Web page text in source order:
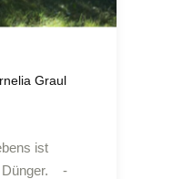
Graul
ist
Dünger. -